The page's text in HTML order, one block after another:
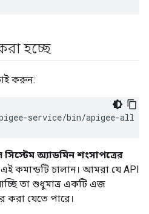
হচ্ছে
করুন:
service/bin/apigee-all
অ্যাডমিন শংসাপত্রের
কমান্ডটি চালান। আমরা যে API
তা শুধুমাত্র একটি এজ
করা যেতে পারে।